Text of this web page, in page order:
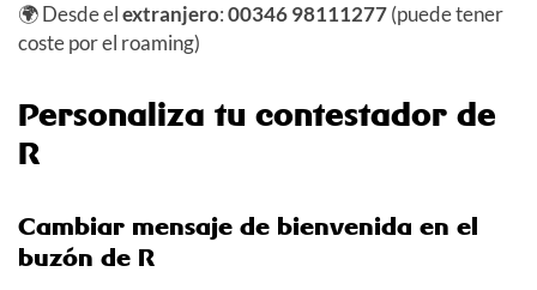
🌍 Desde elextranjero:00346 98111277(puede tener
coste por el roaming)
Personaliza tu contestador de
R
Cambiar mensaje de bienvenida en el
buzón de R